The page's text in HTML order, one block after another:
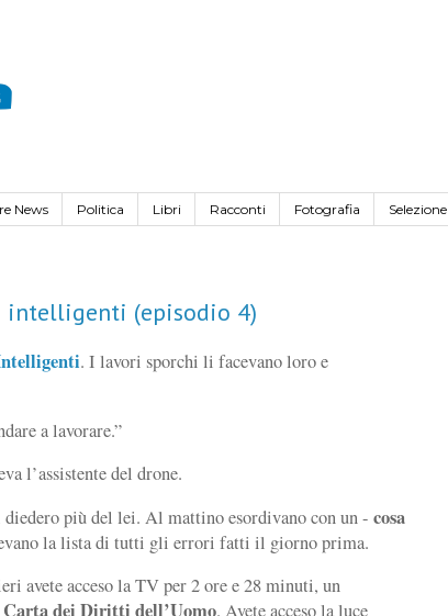
News Politica Libri Racconti Fotografia Selezione
intelligenti (episodio 4)
. I lavori sporchi li facevano loro e
a lavorare.”
l’assistente del drone.
più del lei. Al mattino esordivano con un - cosa
la lista di tutti gli errori fatti il giorno prima.
avete acceso la TV per 2 ore e 28 minuti, un
Carta dei Diritti dell’Uomo. Avete acceso la luce